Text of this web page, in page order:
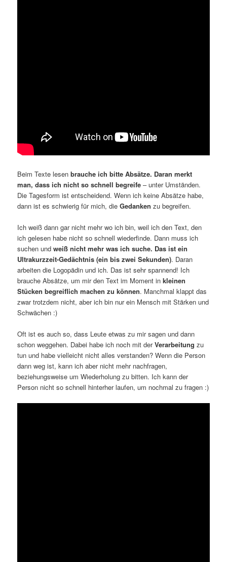
Beim Texte lesenbrauche ich bitte Absätze. Daran merkt
man, dass ich nicht so schnell begreife – unter Umständen.
Die Tagesform ist entscheidend. Wenn ich keine Absätze habe,
dann ist es schwierig für mich, dieGedanken zu begreifen.
Ich weiß dann gar nicht mehr wo ich bin, weil ich den Text, den
ich gelesen habe nicht so schnell wiederfinde. Dann muss ich
suchen undweiß nicht mehr was ich suche. Das ist ein
Ultrakurzzeit-Gedächtnis (ein bis zwei Sekunden). Daran
arbeiten die Logopädin und ich. Das ist sehr spannend! Ich
brauche Absätze, um mir den Text im Moment inkleinen
Stücken begreiflich machen zu können. Manchmal klappt das
zwar trotzdem nicht, aber ich bin nur ein Mensch mit Stärken und
Schwächen :)
Oft ist es auch so, dass Leute etwas zu mir sagen und dann
schon weggehen. Dabei habe ich noch mit derVerarbeitung zu
tun und habe vielleicht nicht alles verstanden? Wenn die Person
dann weg ist, kann ich aber nicht mehr nachfragen,
beziehungsweise um Wiederholung zu bitten. Ich kann der
Person nicht so schnell hinterher laufen, um nochmal zu fragen :)